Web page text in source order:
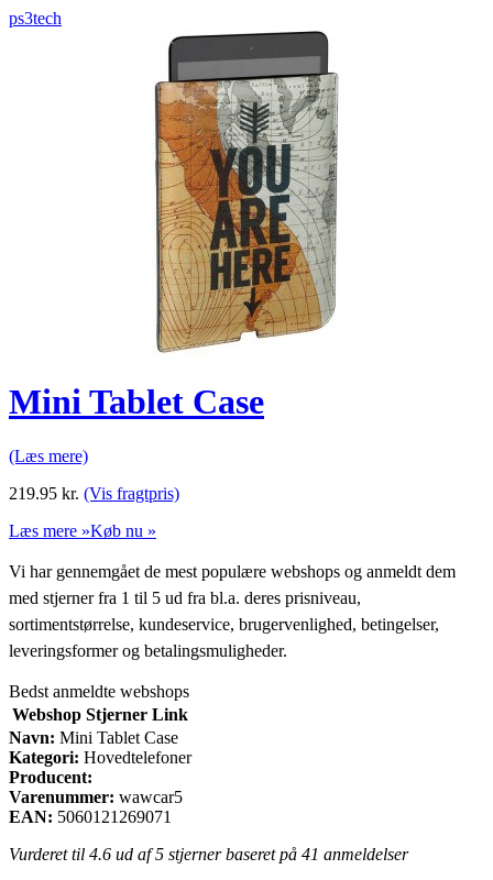
ps3tech
Mini Tablet Case
(Læs mere)
219.95 kr. (Vis fragtpris)
Læs mere »Køb nu »
Vi har gennemgået de mest populære webshops og anmeldt dem
med stjerner fra 1 til 5 ud fra bl.a. deres prisniveau,
sortimentstørrelse, kundeservice, brugervenlighed, betingelser,
leveringsformer og betalingsmuligheder.
Bedst anmeldte webshops
Webshop Stjerner Link
Navn: Mini Tablet Case
Kategori: Hovedtelefoner
Producent:
Varenummer: wawcar5
EAN: 5060121269071
Vurderet til 4.6 ud af 5 stjerner baseret på 41 anmeldelser